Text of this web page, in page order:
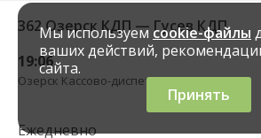
362 Озерск КДП — Гусев КДП
19:06
Озерск Кассово-диспетчерский пункт
Ежедневно
Мы используем cookie-файлы
ваших действий,
сайта.
Принять